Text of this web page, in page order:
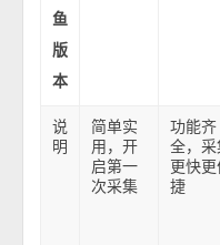
鱼
版
本
说
明
简单实
用，开
启第一
次采集
功能齐
全，
更快
捷